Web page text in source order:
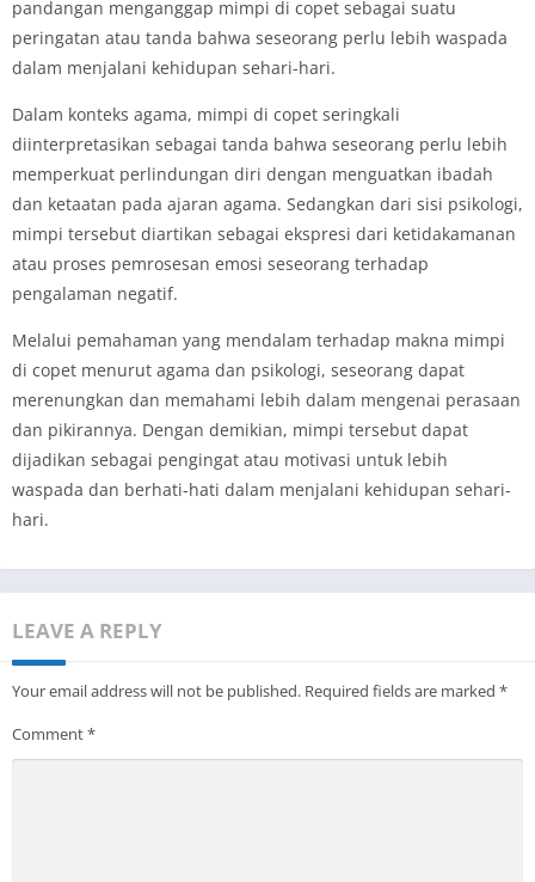
pandangan menganggap mimpi di copet sebagai suatu
peringatan atau tanda bahwa seseorang perlu lebih waspada
dalam menjalani kehidupan sehari-hari.
Dalam konteks agama, mimpi di copet seringkali
diinterpretasikan sebagai tanda bahwa seseorang perlu lebih
memperkuat perlindungan diri dengan menguatkan ibadah
dan ketaatan pada ajaran agama. Sedangkan dari sisi psikologi,
mimpi tersebut diartikan sebagai ekspresi dari ketidakamanan
atau proses pemrosesan emosi seseorang terhadap
pengalaman negatif.
Melalui pemahaman yang mendalam terhadap makna mimpi
di copet menurut agama dan psikologi, seseorang dapat
merenungkan dan memahami lebih dalam mengenai perasaan
dan pikirannya. Dengan demikian, mimpi tersebut dapat
dijadikan sebagai pengingat atau motivasi untuk lebih
waspada dan berhati-hati dalam menjalani kehidupan sehari-
hari.
LEAVE A REPLY
Your email address will not be published. Required fields are marked *
Comment*